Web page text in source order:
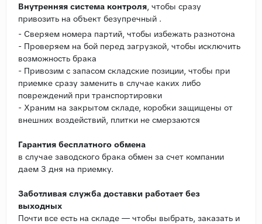
Внутренняя система контроля , чтобы сразу
привозить на объект безупречный .
- Сверяем номера партий, чтобы избежать разнотона
- Проверяем на бой перед загрузкой, чтобы исключить
возможность брака
- Привозим с запасом складские позиции, чтобы при
приемке сразу заменить в случае каких либо
повреждений при транспортировки
- Храним на закрытом складе, коробки защищены от
внешних воздействий, плитки не смерзаются
Гарантия бесплатного обмена
в случае заводского брака обмен за счет компании
даем 3 дня на приемку.
Заботливая служба доставки работает без
выходных
Почти все есть на складе — чтобы выбрать, заказать и